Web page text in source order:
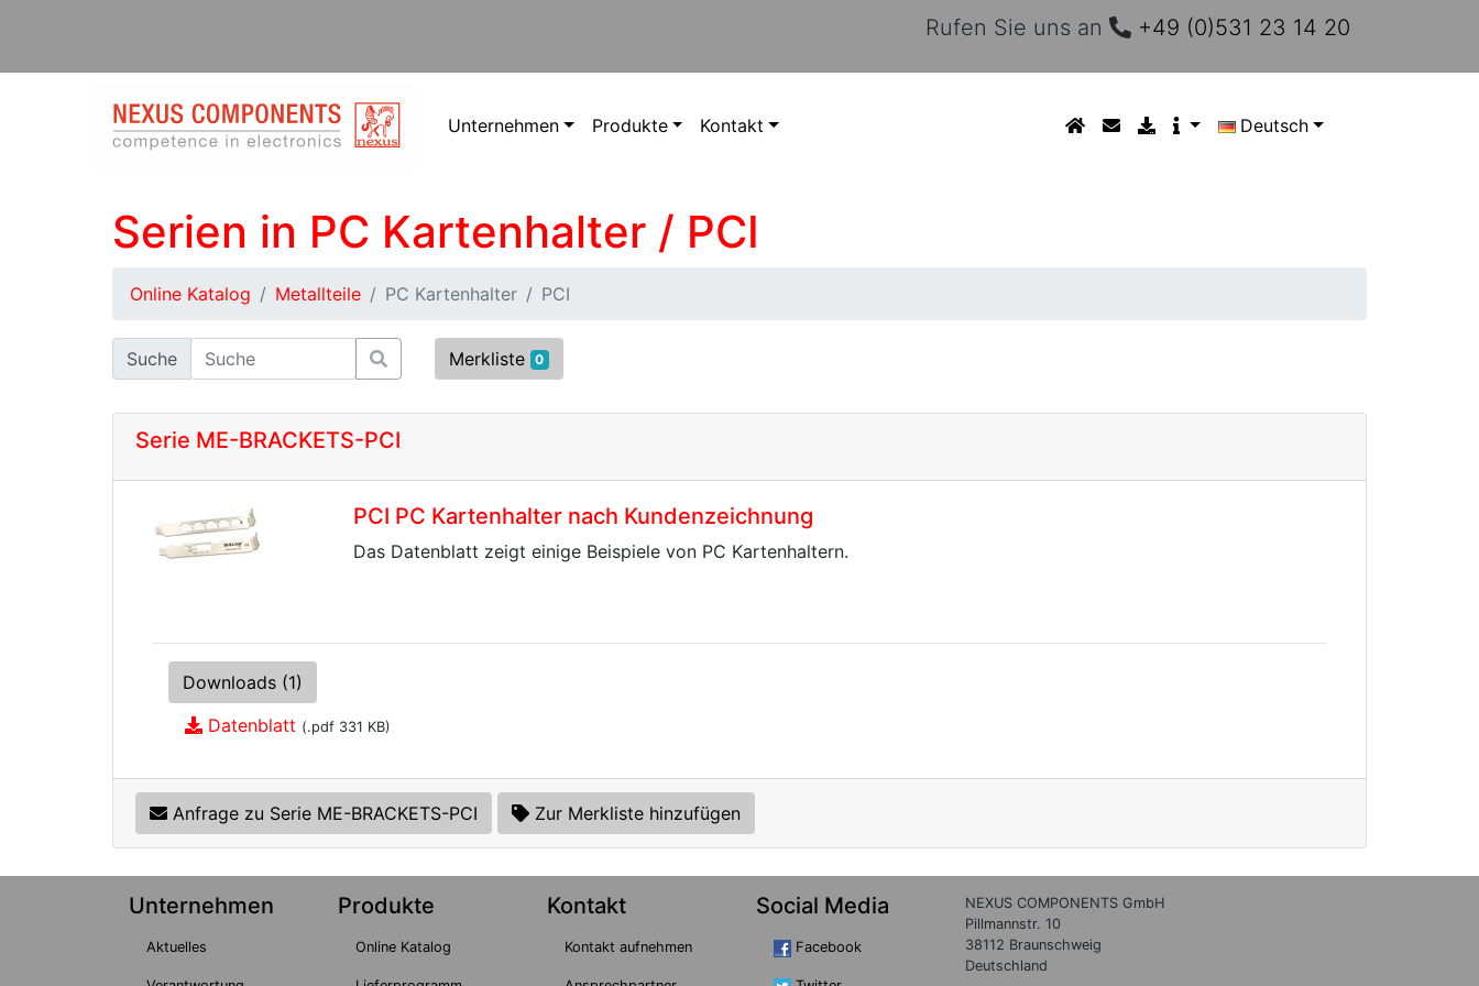
Rufen Sie uns an +49 (0)531 23 14 20
Unternehmen Produkte Kontakt Deutsch
Serien in PC Kartenhalter / PCI
Online Katalog Metallteile PC Kartenhalter PCI
Suche Merkliste 0
Serie ME-BRACKETS-PCI
PCI PC Kartenhalter nach Kundenzeichnung
Das Datenblatt zeigt einige Beispiele von PC Kartenhaltern.
Downloads (1)
Datenblatt (.pdf 331 KB)
Anfrage zu Serie ME-BRACKETS-PCI Zur Merkliste hinzufügen
Unternehmen
Aktuelles
Produkte
Online Katalog
Kontakt
Kontakt aufnehmen
Social Media
Facebook
NEXUS COMPONENTS GmbH
Pillmannstr. 10
38112 Braunschweig
Deutschland